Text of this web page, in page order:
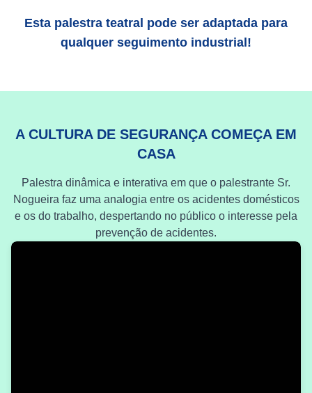
Esta palestra teatral pode ser adaptada para
qualquer seguimento industrial!
A CULTURA DE SEGURANÇA COMEÇA EM
CASA
Palestra dinâmica e interativa em que o palestrante Sr.
Nogueira faz uma analogia entre os acidentes domésticos
e os do trabalho, despertando no público o interesse pela
prevenção de acidentes.